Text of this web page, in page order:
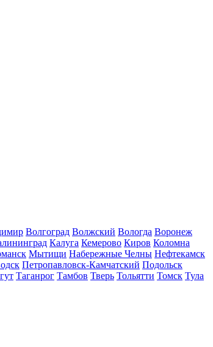
Волгоград Волжский Вологда Воронеж
Калуга Кемерово Киров Коломна
Мытищи Набережные Челны Нефтекамск
Петропавловск-Камчатский Подольск
Таганрог Тамбов Тверь Тольятти Томск Тула